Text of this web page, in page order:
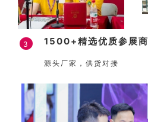
3 1500+精选优质参展商
源头厂家，供货对接